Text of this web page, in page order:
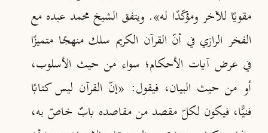
مقويًا للآخر ومؤكّدًا له». ويتفق الشيخ محمد عبده مع
الفخر الرازي في أنّ القرآن الكريم سلك منهجًا متميزًا
في عرض آيات الأحكام؛ سواء من حيث الأسلوب،
أو من حيث البيان، فيقول: «إنّ القرآن ليس كتابًا
فنيًّا، فيكون لكلّ مقصد من مقاصده بابٌ خاصّ به،